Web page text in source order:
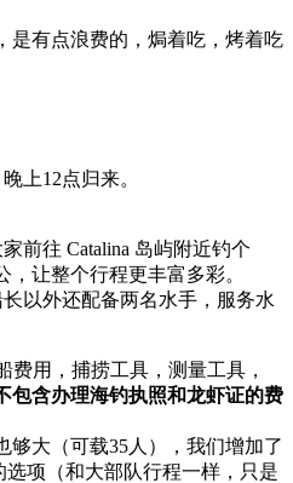
是有点浪费的，焗着吃，烤着吃
上12点归来。
前往 Catalina 岛屿附近钓个
让整个行程更丰富多彩。
以外还配备两名水手，服务水
费用，捕捞工具，测量工具，
包含办理海钓执照和龙虾证的费
够大（可载35人），我们增加了
项（和大部队行程一样，只是